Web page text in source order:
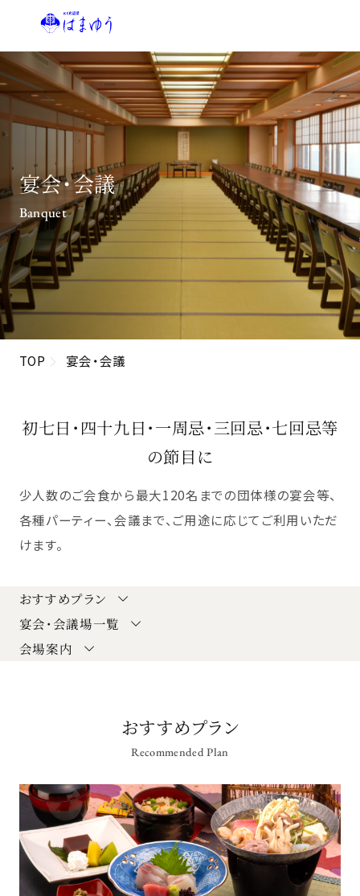
宴会・会議
Banquet
TOP 宴会・会議
初七日・四十九日・一周忌・三回忌・七回忌等
の節目に
少人数のご会食から最大120名までの団体様の宴会等、
各種パーティー、会議まで、ご用途に応じてご利用いただ
けます。
おすすめプラン
宴会・会議場一覧
会場案内
おすすめプラン
Recommended Plan